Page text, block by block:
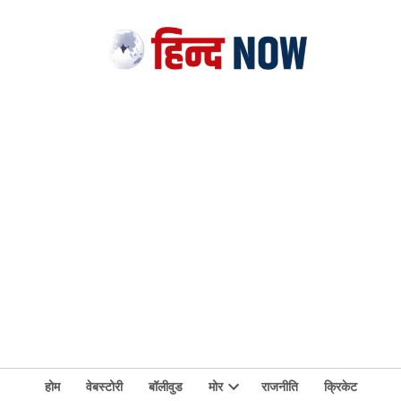
होम वेबस्टोरी बॉलीवुड मोर राजनीति
क्रिकेट